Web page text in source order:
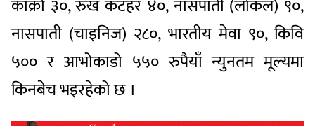
काक्रो ३०, रुख कटहर ४०, नासपाती (लोकल) ९०,
नासपाती (चाइनिज) २८०, भारतीय मेवा ९०, किवि
५०० र आभोकाडो ५५० रुपैयाँ न्युनतम मूल्यमा
किनबेच भइरहेको छ ।